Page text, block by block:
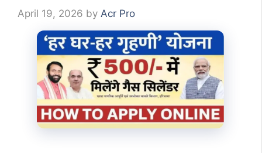
April 19, 2026 by Acr Pro